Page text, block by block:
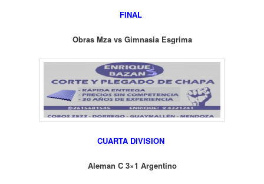
FINAL
Obras Mza vs Gimnasia Esgrima
CUARTA DIVISION
Aleman C 3×1 Argentino